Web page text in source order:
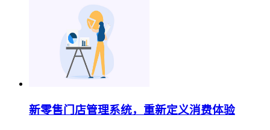
新零售门店管理系统，重新定义消费体验